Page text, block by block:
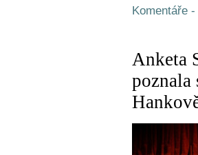
Komentáře
Anketa
poznala